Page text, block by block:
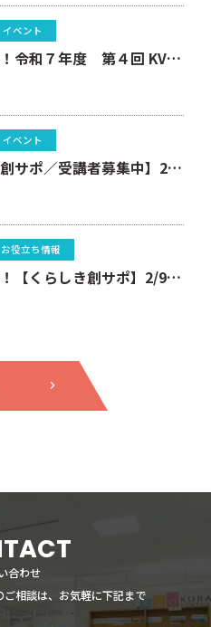
イベント
好評でした！令和７年度 第４回 KVOミニ起業塾（セミナー）11/7 まだ間に合う！AIとクラウド会計を使った確定申告のための超かんたん帳簿作り
イベント
【くらしき創サポ／受講者募集中】2/9接客セミナー＆交流会を開催します！
お役立ち情報
好評でした！【くらしき創サポ】2/9接客セミナー＆交流会
合わせ
相談は、お気軽に下記まで